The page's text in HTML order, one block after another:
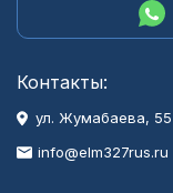
Контакты:
ул. Жумабаева, 55
info@elm327rus.ru